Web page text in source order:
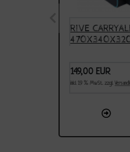
RIVE
149,00 EUR
inkl. 19 % MwSt. zzgl.